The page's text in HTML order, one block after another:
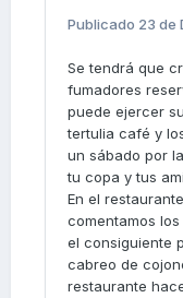
Publicado 23 de
Se tendrá que
fumadores
puede ejercer
tertulia café y
un sábado por
tu copa y tus
En el
comentamos
el consiguiente
cabreo de
restaurante